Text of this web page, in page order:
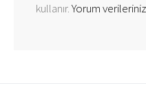
kullanır.Yorum